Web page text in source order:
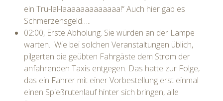
ein Tru-lal-laaaaaaaaaaaaa!“ Auch hier gab es
Schmerzensgeld…..
02:00, Erste Abholung. Sie würden an der Lampe
warten. Wie bei solchen Veranstaltungen üblich,
pilgerten die geübten Fahrgäste dem Strom der
anfahrenden Taxis entgegen. Das hatte zur Folge,
das ein Fahrer mit einer Vorbestellung erst einmal
einen Spießrutenlauf hinter sich bringen, alle